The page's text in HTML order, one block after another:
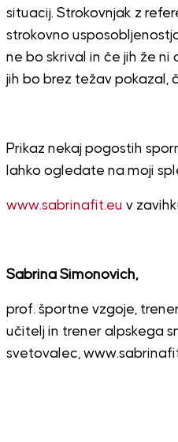
situacij. Strokovnjak z
strokovno
ne bo skrival in če jih že ni
jih bo brez težav pokazal,
Prikaz nekaj pogostih
lahko ogledate na moji
www.sabrinafit.eu v
Sabrina Simonovich,
prof. športne vzgoje,
učitelj in trener alpskega
svetovalec,